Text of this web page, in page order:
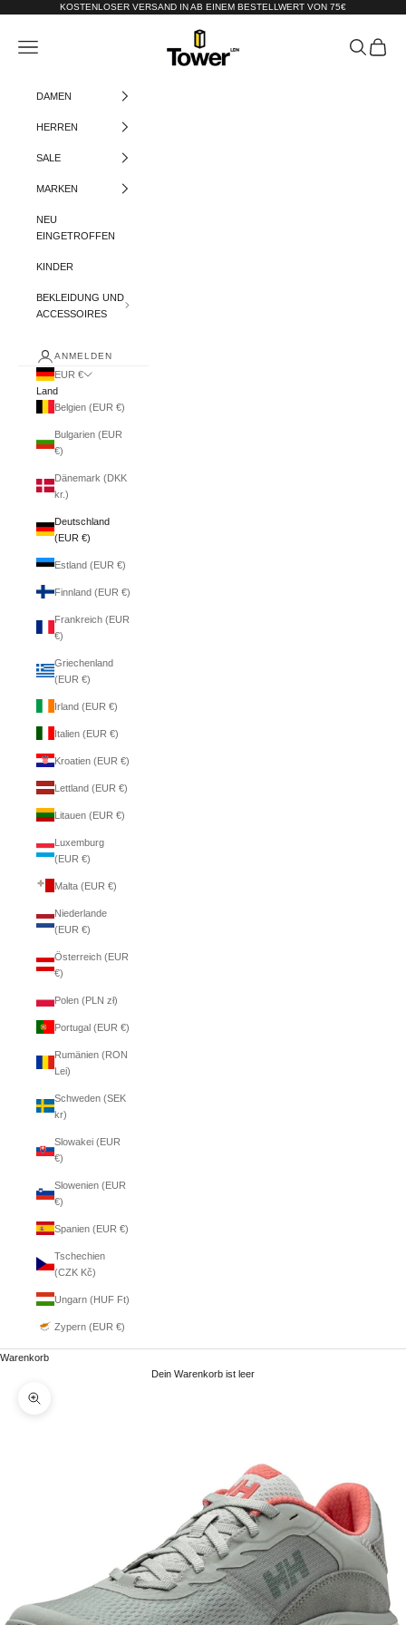
Zum Inhalt springenKOSTENLOSER VERSAND IN AB EINEM BESTELLWERT VON 75€
Tower-London.De
Menü Suchen
DAMEN
HERREN
SALE
MARKEN
NEU
EINGETROFFEN
KINDER
BEKLEIDUNG UND
ACCESSOIRES
ANMELDEN
EUR €
Land
Belgien (EUR €)
Bulgarien (EUR
€)
Dänemark (DKK
kr.)
Deutschland
(EUR €)
Estland (EUR €)
Finnland (EUR €)
Frankreich (EUR
€)
Griechenland
(EUR €)
Irland (EUR €)
Italien (EUR €)
Kroatien (EUR €)
Lettland (EUR €)
Litauen (EUR €)
Luxemburg
(EUR €)
Malta (EUR €)
Niederlande
(EUR €)
Österreich (EUR
€)
Polen (PLN zł)
Portugal (EUR €)
Rumänien (RON
Lei)
Schweden (SEK
kr)
Slowakei (EUR
€)
Slowenien (EUR
€)
Spanien (EUR €)
Tschechien
(CZK Kč)
Ungarn (HUF Ft)
Zypern (EUR €)
Warenkorb
Dein Warenkorb ist leer
Bild vergrößern